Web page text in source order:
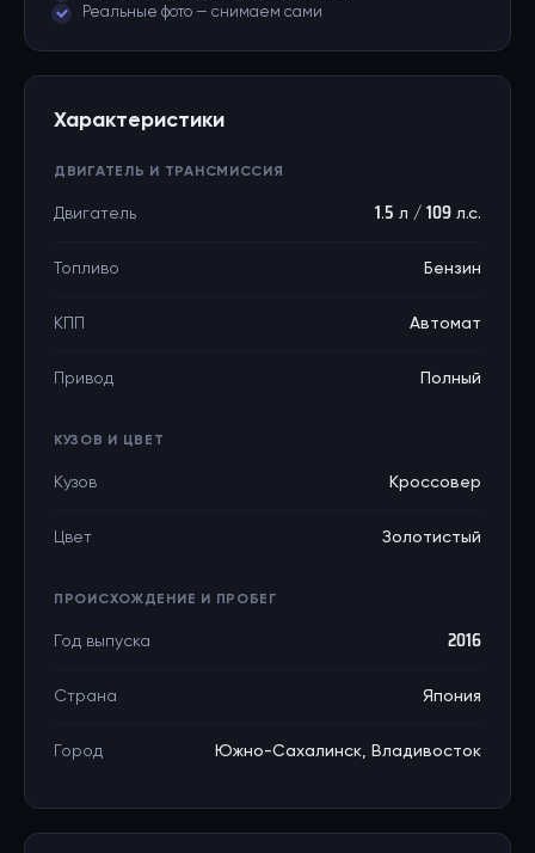
Реальные фото — снимаем сами
Характеристики
ДВИГАТЕЛЬ И ТРАНСМИССИЯ
Двигатель 1.5 л / 109 л.с.
Топливо Бензин
КПП Автомат
Привод Полный
КУЗОВ И ЦВЕТ
Кузов Кроссовер
Цвет Золотистый
ПРОИСХОЖДЕНИЕ И ПРОБЕГ
Год выпуска 2016
Страна Япония
Город Южно-Сахалинск, Владивосток